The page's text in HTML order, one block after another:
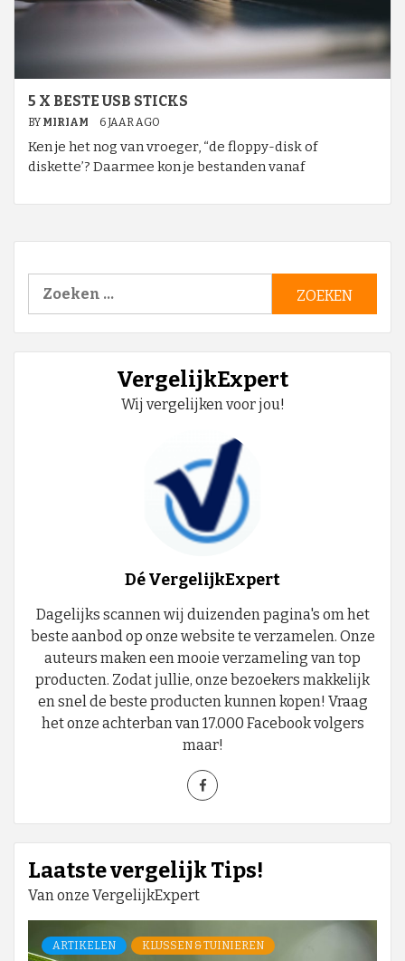
5 X BESTE USB STICKS
BY MIRIAM 6 JAAR AGO
Ken je het nog van vroeger, “de floppy-disk of
diskette’? Daarmee kon je bestanden vanaf
Zoeken
VergelijkExpert
Wij vergelijken voor jou!
Dé VergelijkExpert
Dagelijks scannen wij duizenden pagina's om het
beste aanbod op onze website te verzamelen. Onze
auteurs maken een mooie verzameling van top
producten. Zodat jullie, onze bezoekers makkelijk
en snel de beste producten kunnen kopen! Vraag
het onze achterban van 17.000 Facebook volgers
maar!
Laatste vergelijk Tips!
Van onze VergelijkExpert
ARTIKELEN KLUSSEN & TUINIEREN